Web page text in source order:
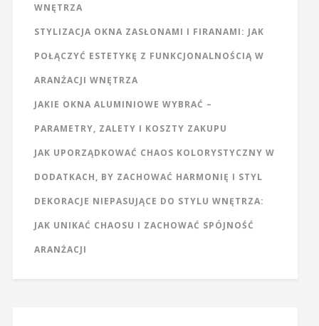
WNĘTRZA
STYLIZACJA OKNA ZASŁONAMI I FIRANAMI: JAK
POŁĄCZYĆ ESTETYKĘ Z FUNKCJONALNOŚCIĄ W
ARANŻACJI WNĘTRZA
JAKIE OKNA ALUMINIOWE WYBRAĆ –
PARAMETRY, ZALETY I KOSZTY ZAKUPU
JAK UPORZĄDKOWAĆ CHAOS KOLORYSTYCZNY W
DODATKACH, BY ZACHOWAĆ HARMONIĘ I STYL
DEKORACJE NIEPASUJĄCE DO STYLU WNĘTRZA:
JAK UNIKAĆ CHAOSU I ZACHOWAĆ SPÓJNOŚĆ
ARANŻACJI